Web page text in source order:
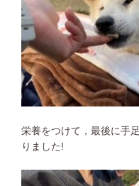
栄養をつけて，最後に手
りました!